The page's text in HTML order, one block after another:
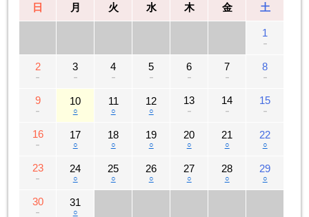
日 月 火 水 木 金 土
1
－
2
－
3
－
4
－
5
－
6
－
7
－
8
－
9
－
10
○
11
○
12
○
13
－
14
－
15
－
16
－
17
○
18
○
19
○
20
○
21
○
22
○
23
－
24
○
25
○
26
○
27
○
28
○
29
○
30
－
31
○